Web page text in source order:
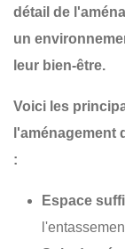
détail de
un
leur bien-être.
Voici les
l'aménagement
:
Espace